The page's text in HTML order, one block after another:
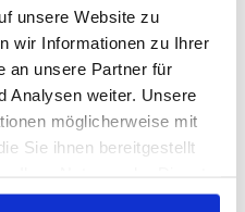
unsere Website zu
wir Informationen zu Ihrer
an unsere Partner für
Analysen weiter. Unsere
möglicherweise mit
Sie ihnen bereitgestellt
auf sämtlichen
in Deutschland.